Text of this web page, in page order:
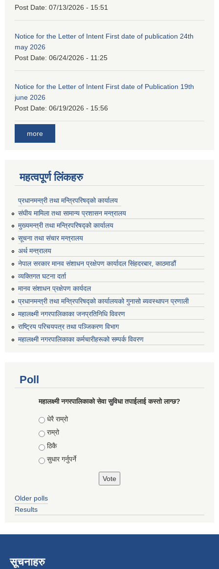
Post Date: 07/13/2026 - 15:51
Notice for the Letter of Intent First date of publication 24th
may 2026
Post Date: 06/24/2026 - 11:25
Notice for the Letter of Intent First date of Publication 19th
june 2026
Post Date: 06/19/2026 - 15:56
more
महत्वपूर्ण लिंकहरु
प्रधानमन्त्री तथा मन्त्रिपरिषद्को कार्यालय
संघीय मामिला तथा सामान्य प्रशासन मन्त्रालय
मुख्यमन्त्री तथा मन्त्रिपरिषद्को कार्यालय
सूचना तथा संचार मन्त्रालय
अर्थ मन्त्रालय
नेपाल सरकार मानव संशाधन प्रक्षेपण कार्यादल सिंहदरबार, काठमाडौं
व्यक्तिगत घटना दर्ता
मानव संशाधन प्रक्षेपण कार्यदल
प्रधानमन्त्री तथा मन्त्रिपरिषद्को कार्यालयको गुनासो ब्यवस्थापन प्रणाली
महालक्ष्मी नगरपालिकाका जनप्रतिनिधि विवरण
राष्ट्रिय परिचयपत्र तथा पञ्जिकरण विभाग
महालक्ष्मी नगरपालिकाका कर्मचारीहरूको सम्पर्क विवरण
Poll
महालक्ष्मी नगरपालिकाको सेवा सुविधा तपाईलाई कस्तो लाग्छ?
Choices
धेरै राम्रो
राम्रो
ठिकै
सुधार गर्नुपर्ने
Older polls
Results
सूचनाहरु